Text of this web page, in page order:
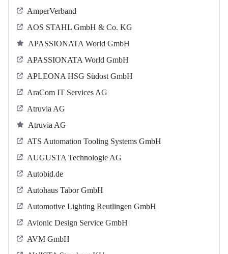
AmperVerband
AOS STAHL GmbH & Co. KG
APASSIONATA World GmbH
APASSIONATA World GmbH
APLEONA HSG Südost GmbH
AraCom IT Services AG
Atruvia AG
Atruvia AG
ATS Automation Tooling Systems GmbH
AUGUSTA Technologie AG
Autobid.de
Autohaus Tabor GmbH
Automotive Lighting Reutlingen GmbH
Avionic Design Service GmbH
AVM GmbH